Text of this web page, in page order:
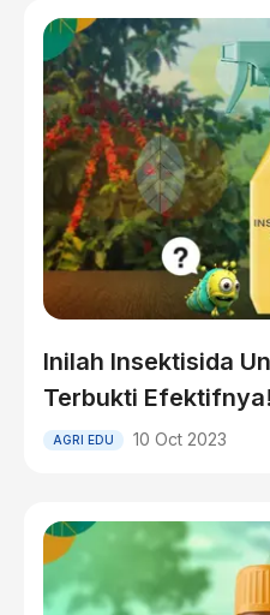
Inilah Insektisida
Terbukti Efektifnya!
AGRI EDU 10 Oct 2023